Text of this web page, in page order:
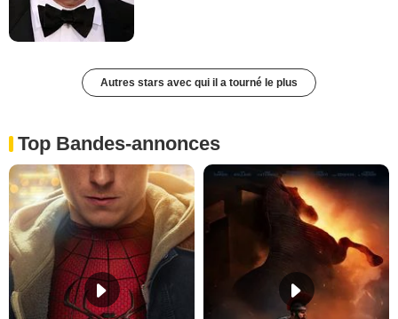
Autres stars avec qui il a tourné le plus
Top Bandes-annonces